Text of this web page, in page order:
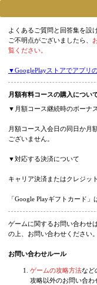
よくあるご質問と回答集を
ご不明点がございましたら
覧ください。
▼GooglePlayストアでアプ
月額コース入会日の同日か
「Google Playギフトカー
ゲームに関するお問い合
の上、お問い合わせください
お問い合わせルール